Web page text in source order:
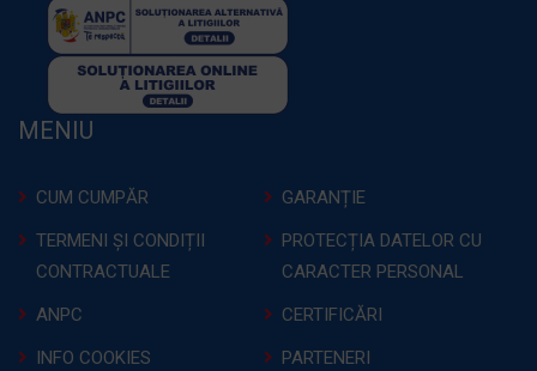
MENIU
CUM CUMPĂR
GARANȚIE
TERMENI ȘI CONDIȚII
CONTRACTUALE
PROTECȚIA DATELOR CU
CARACTER PERSONAL
ANPC
CERTIFICĂRI
INFO COOKIES
PARTENERI